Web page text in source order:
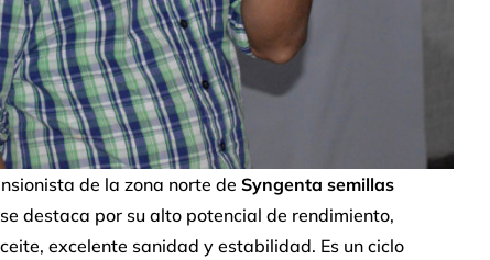
de la zona norte de Syngenta semillas
destaca por su alto potencial de rendimiento,
excelente sanidad y estabilidad. Es un ciclo